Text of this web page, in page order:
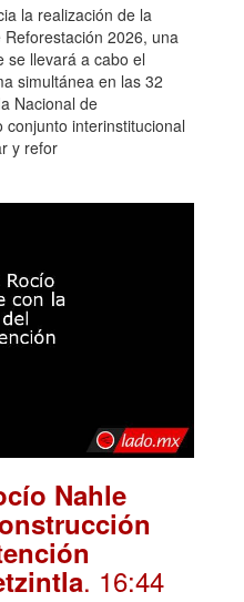
la realización de la
2026, una
se llevará a cabo el
simultánea en las 32
Nacional de
interinstitucional
y refor
Nahle
. 16:44